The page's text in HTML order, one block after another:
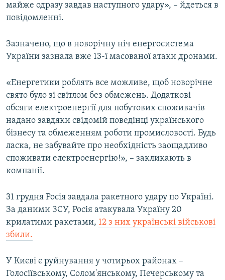
майже одразу завдав наступного удару», – йдеться в
повідомленні.
Зазначено, що в новорічну ніч енергосистема
України зазнала вже 13-ї масованої атаки дронами.
«Енергетики роблять все можливе, щоб новорічне
свято було зі світлом без обмежень. Додаткові
обсяги електроенергії для побутових споживачів
надано завдяки свідомій поведінці українського
бізнесу та обмеженням роботи промисловості. Будь
ласка, не забувайте про необхідність заощадливо
споживати електроенергію!», – закликають в
компанії.
31 грудня Росія завдала ракетного удару по Україні.
За даними ЗСУ, Росія атакувала Україну 20
крилатими ракетами, 12 з них українські військові
збили.
У Києві є руйнування у чотирьох районах –
Голосіївському, Солом'янському, Печерському та